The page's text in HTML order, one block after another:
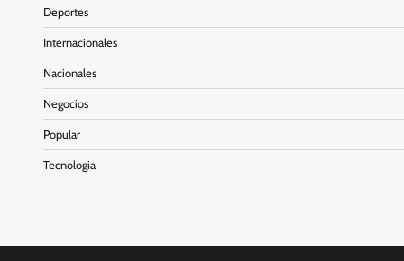
Deportes
Internacionales
Nacionales
Negocios
Popular
Tecnologia